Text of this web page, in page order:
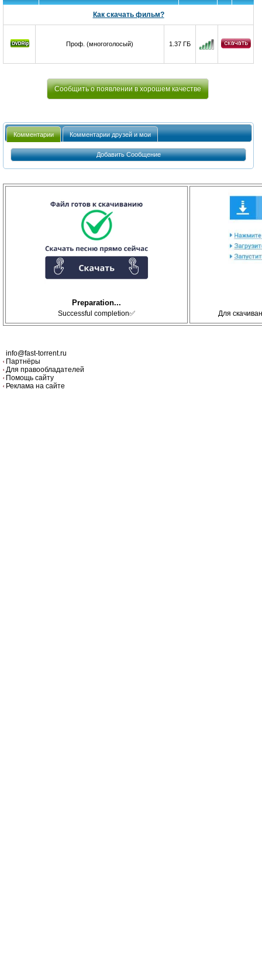
Как скачать фильм?
Проф. (многоголосый) 1.37 ГБ
Сообщить о появлении в хорошем качестве
Комментарии Комментарии друзей и мои
Добавить Сообщение
Preparation...
Successful completion✅ Для
info@fast-torrent.ru
Партнёры
Для правообладателей
Помощь сайту
Реклама на сайте